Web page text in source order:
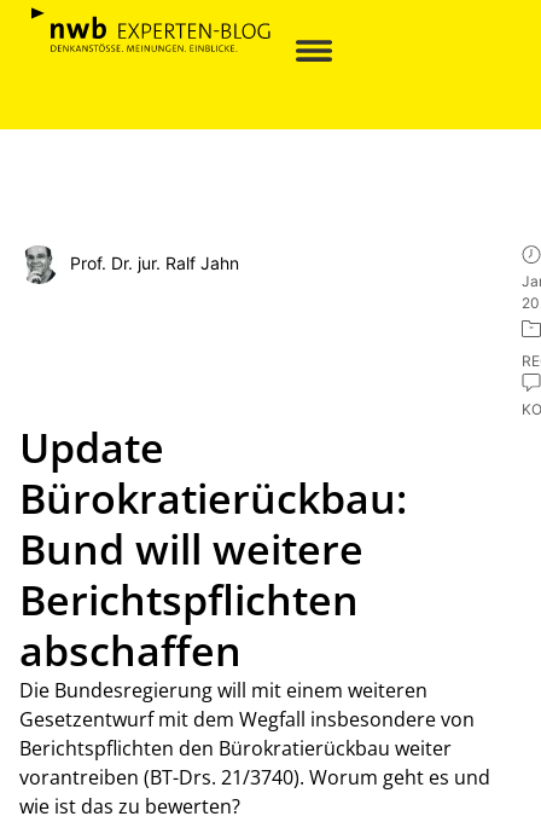
Prof. Dr. jur. Ralf Jahn
Update
Bürokratierückbau:
Bund will weitere
Berichtspflichten
abschaffen
Die Bundesregierung will mit einem weiteren
Gesetzentwurf mit dem Wegfall insbesondere von
Berichtspflichten den Bürokratierückbau weiter
vorantreiben (BT-Drs. 21/3740). Worum geht es und
wie ist das zu bewerten?